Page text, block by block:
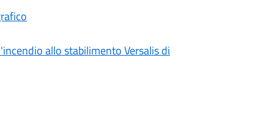
allo stabilimento Versalis di